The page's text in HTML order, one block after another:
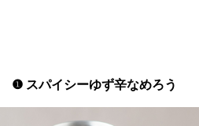
❶ スパイシーゆず辛なめろう